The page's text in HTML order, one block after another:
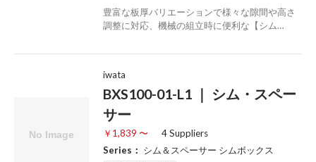
豊富な板厚バリエーションで様々な隙間や高さ
調整に対応、機械の組立時に便利な【シム…
iwata
BXS100-01-L1 ｜ シム・スペー
サー
￥1,839 〜
4 Suppliers
Series： シム＆スペーサー シムボックス